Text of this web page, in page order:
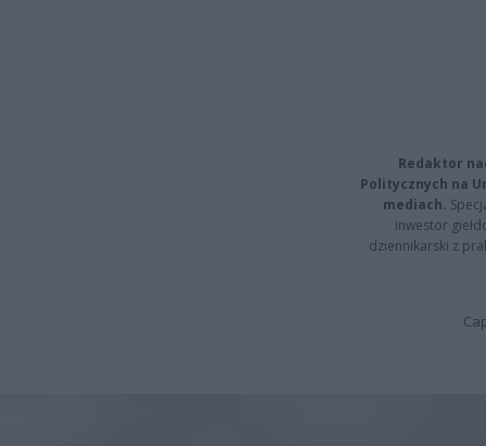
Redaktor
Politycznych na
mediach.
inwestor
dziennikarski z